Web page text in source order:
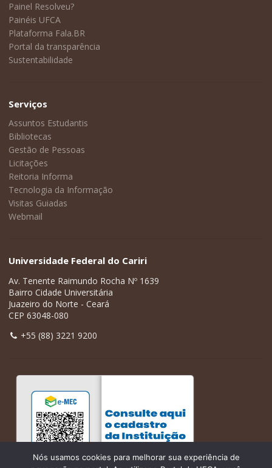
Painel Resolveu?
Painéis UFCA
Plataforma Fala.BR
Portal da transparência
Sustentabilidade
Serviços
Assuntos Estudantis
Bibliotecas
Gestão de Pessoas
Licitações
Reitoria Informa
Tecnologia da Informação
Visitas Guiadas
Webmail
Universidade Federal do Cariri
Av. Tenente Raimundo Rocha Nº 1639
Bairro Cidade Universitária
Juazeiro do Norte - Ceará
CEP 63048-080
+55 (88) 3221 9200
Nós usamos cookies para melhorar sua experiência de